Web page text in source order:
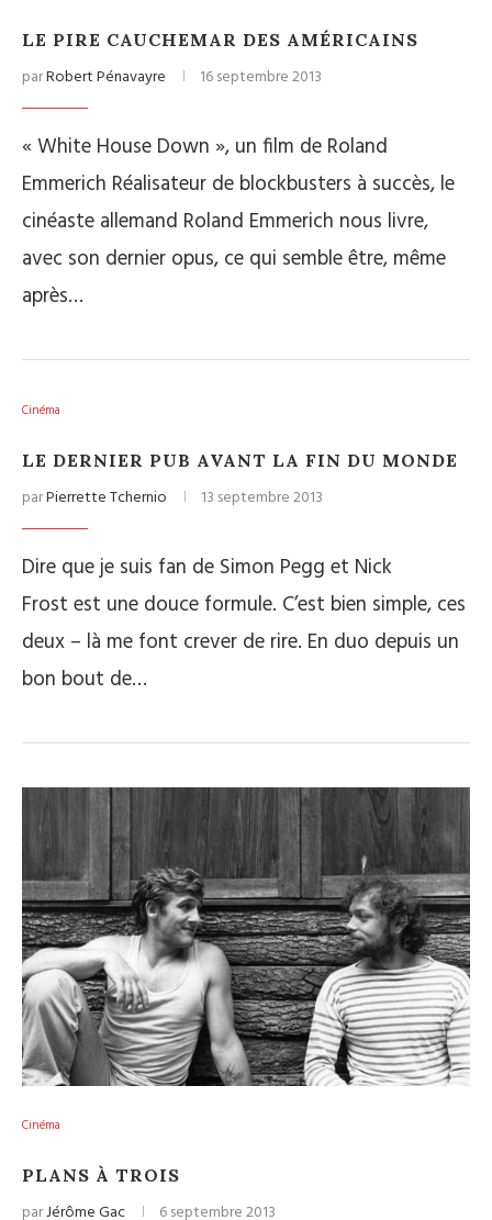
LE PIRE CAUCHEMAR DES AMÉRICAINS
parRobert Pénavayre 16 septembre 2013
« White House Down », un film de Roland
Emmerich Réalisateur de blockbusters à succès, le
cinéaste allemand Roland Emmerich nous livre,
avec son dernier opus, ce qui semble être, même
après…
Cinéma
LE DERNIER PUB AVANT LA FIN DU MONDE
parPierrette Tchernio 13 septembre 2013
Dire que je suis fan de Simon Pegg et Nick
Frost est une douce formule. C’est bien simple, ces
deux – là me font crever de rire. En duo depuis un
bon bout de…
Cinéma
PLANS À TROIS
parJérôme Gac 6 septembre 2013